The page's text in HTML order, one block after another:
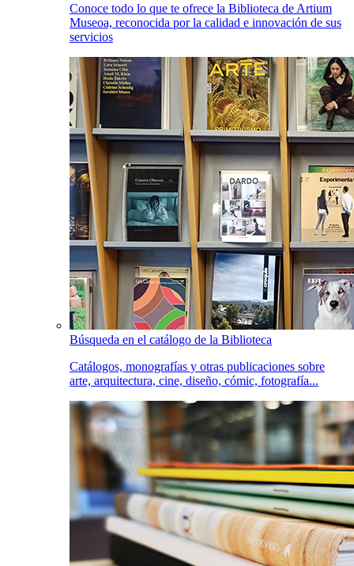
Conoce todo lo que te ofrece la Biblioteca de Artium
Museoa, reconocida por la calidad e innovación de sus
servicios
Búsqueda en el catálogo de la Biblioteca
Catálogos, monografías y otras publicaciones sobre
arte, arquitectura, cine, diseño, cómic, fotografía...